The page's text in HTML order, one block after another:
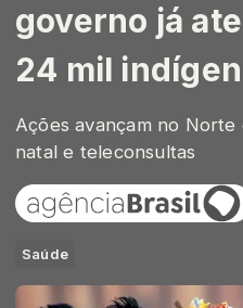
governo já
24 mil
Ações avançam no
natal e teleconsultas
Saúde